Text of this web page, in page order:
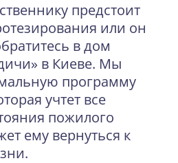
предстоит
или он
в дом
в Киеве. Мы
программу
учтет все
пожилого
ему вернуться к